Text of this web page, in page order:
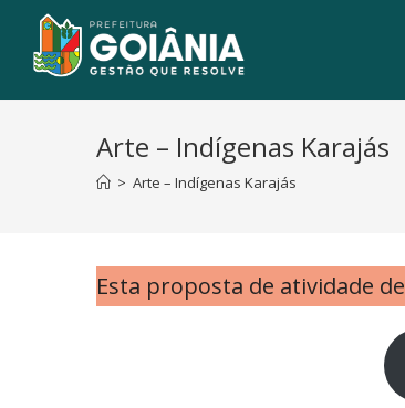
Arte – Indígenas Karajás
> Arte – Indígenas Karajás
Esta proposta de atividade de